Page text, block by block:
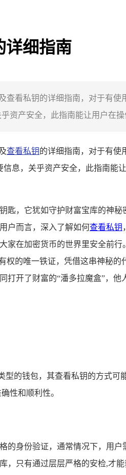
详细指南
看私钥的详细指南，对于有
资产安全，此指南能让用户在
查看私钥的详细指南，对于有使
息，关乎资产安全，此指南能
，它犹如守护财富宝库的神
户而言，深入了解如何查看私钥
在加密货币的世界里安全前
的唯一铁证，凭借这串神秘
开了财富的“潘多拉魔盒”，
的钱包，其查看私钥的方式
性和顺利性。
身份验证，通常情况下，用
只有通过层层严格的安检,才能